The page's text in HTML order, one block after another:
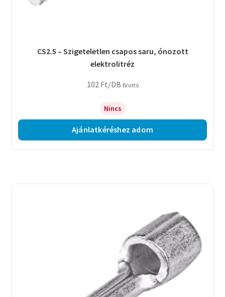
CS2.5 – Szigeteletlen csapos saru, ónozott
elektrolitréz
102 Ft/DB Bruttó
Nincs
Ajánlatkéréshez adom